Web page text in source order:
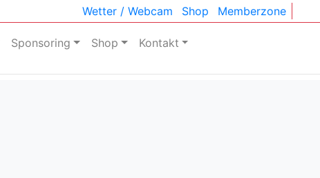
Wetter / Webcam Shop Memberzone
Sponsoring Shop Kontakt